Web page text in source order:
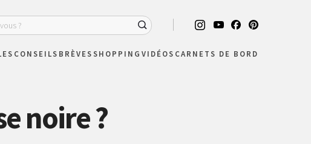
CONSEILS BRÈVESSHOPPING VIDÉOS CARNETS DE BORD
noire ?